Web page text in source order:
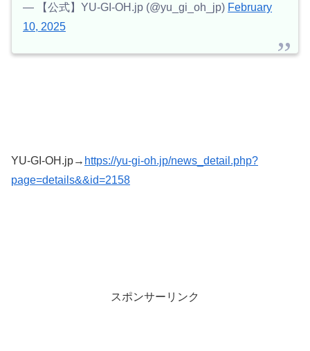
— 【公式】YU-GI-OH.jp (@yu_gi_oh_jp) February
10, 2025
YU-GI-OH.jp→ https://yu-gi-oh.jp/news_detail.php?
page=details&&id=2158
スポンサーリンク